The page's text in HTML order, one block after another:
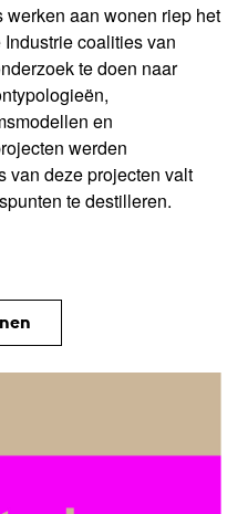
werken aan wonen riep het
coalities van
te doen naar
en
werden
van deze projecten valt
te destilleren.